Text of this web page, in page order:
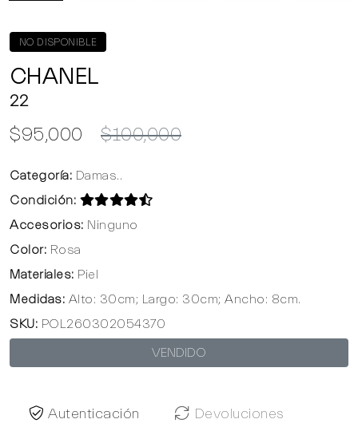
NO DISPONIBLE
CHANEL
22
$95,000 $100,000
Categoría: Damas..
Condición:
Accesorios: Ninguno
Color: Rosa
Materiales: Piel
Medidas: Alto: 30cm; Largo: 30cm; Ancho: 8cm.
SKU: POL260302054370
VENDIDO
Autenticación
Devoluciones